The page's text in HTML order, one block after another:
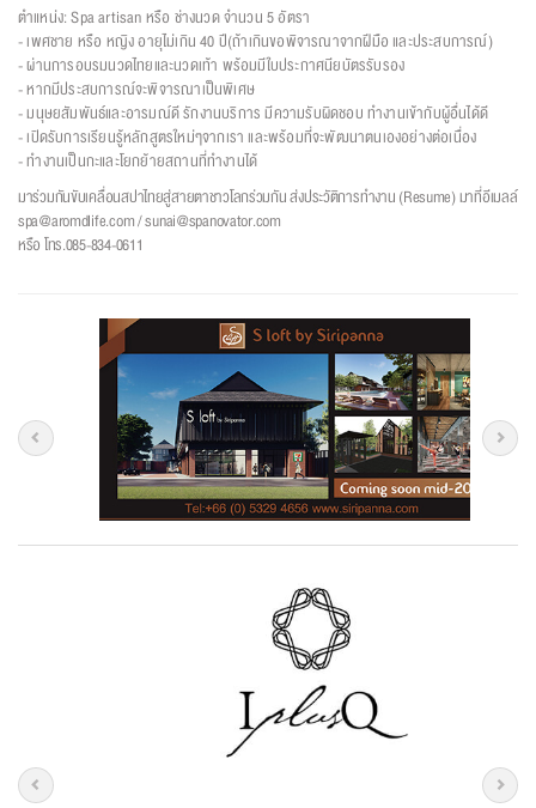
ตำแหน่ง: Spa artisan หรือ ช่างนวด จำนวน 5 อัตรา
- เพศชาย หรือ หญิง อายุไม่เกิน 40 ปี(ถ้าเกินขอพิจารณาจากฝีมือ และประสบการณ์)
- ผ่านการอบรมนวดไทยและนวดเท้า พร้อมมีใบประกาศนียบัตรรับรอง
- หากมีประสบการณ์จะพิจารณาเป็นพิเศษ
- มนุษยสัมพันธ์และอารมณ์ดี รักงานบริการ มีความรับผิดชอบ ทำงานเข้ากับผู้อื่นได้ดี
- เปิดรับการเรียนรู้หลักสูตรใหม่ๆจากเรา และพร้อมที่จะพัฒนาตนเองอย่างต่อเนื่อง
- ทำงานเป็นกะและโยกย้ายสถานที่ทำงานได้
มาร่วมกันขับเคลื่อนสปาไทยสู่สายตาชาวโลกร่วมกัน ส่งประวัติการทำงาน (Resume) มาที่อีเมลล์
spa@aromdlife.com / sunai@spanovator.com
หรือ โทร.085-834-0611